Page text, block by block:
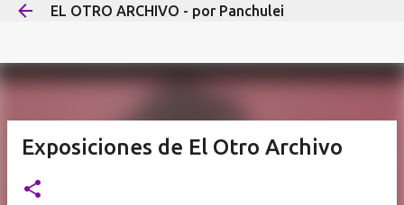
Ir al contenido principal
EL OTRO ARCHIVO - por Panchulei
Exposiciones de El Otro Archivo